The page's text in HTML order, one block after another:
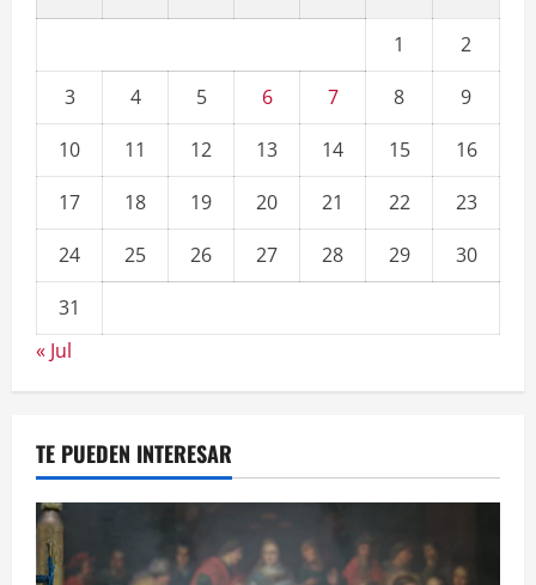
1
2
3
4 5 6 7 8
9
10
11 12 13 14 15
16
17
18 19 20 21 22
23
24
25 26 27 28 29
30
31
« Jul
TE PUEDEN INTERESAR